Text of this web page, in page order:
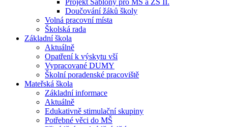
Projekt Šablony pro MŠ a ZŠ II.
Doučování žáků školy
Volná pracovní místa
Školská rada
Základní škola
Aktuálně
Opatření k výskytu vší
Vypracované DUMY
Školní poradenské pracoviště
Mateřská škola
Základní informace
Aktuálně
Edukativně stimulační skupiny
Potřebné věci do MŠ